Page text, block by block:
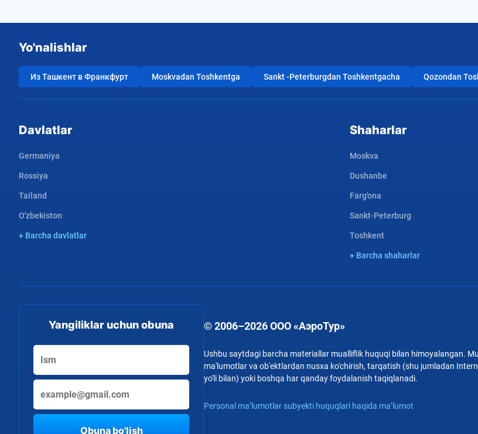
Yo'nalishlar
Из Ташкент в Франкфурт Moskvadan Toshkentga Sankt -Peterburgdan Toshkentgacha Qozondan
Davlatlar
Germaniya
Rossiya
Tailand
O'zbekiston
+ Barcha davlatlar
Shaharlar
Moskva
Dushanbe
Farg'ona
Sankt-Peterburg
Toshkent
+ Barcha shaharlar
Yangiliklar uchun obuna
Obuna bo'lish
© 2006–2026 ООО «АэроТур»
Ushbu saytdagi barcha materiallar mualliflik huquqi bilan himoyalangan.
ma'lumotlar va ob'ektlardan nusxa ko'chirish, tarqatish (shu jumladan
yo'li bilan) yoki boshqa har qanday foydalanish taqiqlanadi.
Personal ma’lumotlar subyekti huquqlari haqida ma’lumot